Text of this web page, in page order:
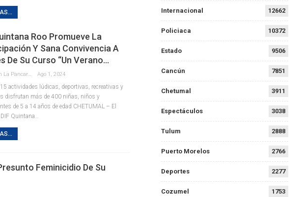
Roo Promueve La
Y Sana Convivencia A
De Su Curso “Un Verano…
Ago 1, 2024
actividades lúdicas, deportivas, recreativas y
disfrutan más de 400 niñas, niños y
de 5 a 14 años de edad CHETUMAL – El
Quintana
Feminicidio De Su
Internacional 12662
Policiaca 10372
Estado 9506
Cancún 7851
Chetumal 3911
Espectáculos 3038
Tulum 2888
Puerto Morelos 2766
Deportes 2277
Cozumel 1753